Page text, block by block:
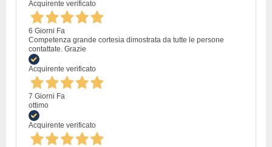
Acquirente verificato
6 Giorni Fa
Competenza grande cortesia dimostrata da tutte le persone
contattate. Grazie
Acquirente verificato
7 Giorni Fa
ottimo
Acquirente verificato